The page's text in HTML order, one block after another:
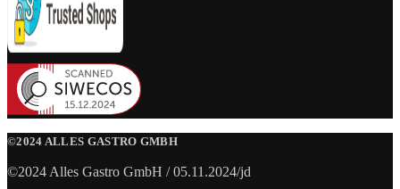
©2024 ALLES GASTRO GMBH
©2024 Alles Gastro GmbH / 05.11.2024/jd